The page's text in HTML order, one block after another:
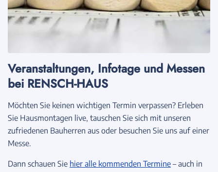
Veranstaltungen, Infotage und Messen
bei RENSCH-HAUS
Möchten Sie keinen wichtigen Termin verpassen? Erleben
Sie Hausmontagen live, tauschen Sie sich mit unseren
zufriedenen Bauherren aus oder besuchen Sie uns auf einer
Messe.
Dann schauen Sie hier alle kommenden Termine – auch in